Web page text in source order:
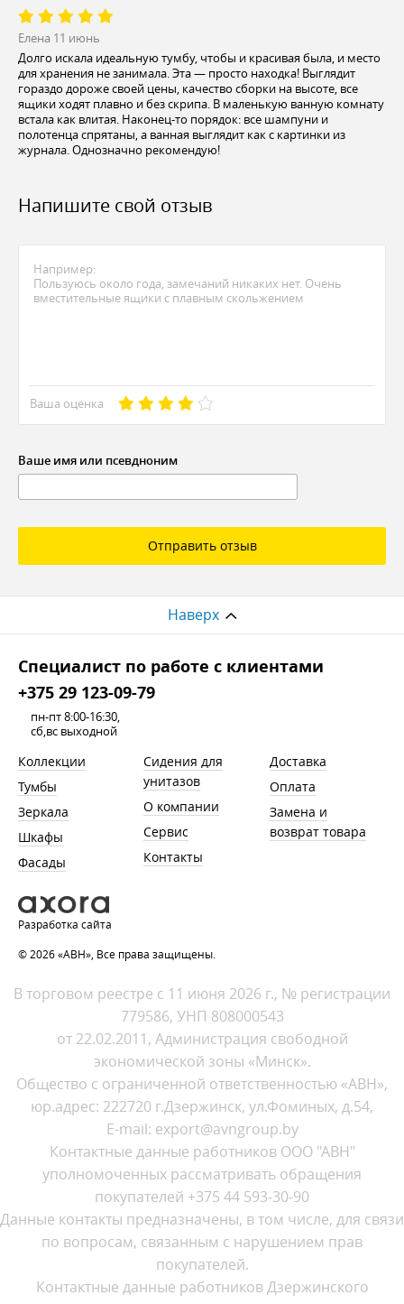
Елена 11 июнь
Долго искала идеальную тумбу, чтобы и красивая была, и место
для хранения не занимала. Эта — просто находка! Выглядит
гораздо дороже своей цены, качество сборки на высоте, все
ящики ходят плавно и без скрипа. В маленькую ванную комнату
встала как влитая. Наконец-то порядок: все шампуни и
полотенца спрятаны, а ванная выглядит как с картинки из
журнала. Однозначно рекомендую!
Напишите свой отзыв
Ваша оценка
Ваше имя или псевдноним
Отправить отзыв
Наверх
Cпециалист по работе с клиентами
+375 29 123-09-79
пн-пт 8:00-16:30,
сб,вс выходной
Коллекции
Тумбы
Зеркала
Шкафы
Фасады
Сидения для
унитазов
О компании
Сервис
Контакты
Доставка
Оплата
Замена и
возврат товара
Разработка сайта
© 2026 «АВН», Все права защищены.
В торговом реестре с 11 июня 2026 г., № регистрации
779586, УНП 808000543
от 22.02.2011, Администрация свободной
экономической зоны «Минск».
Общество с ограниченной ответственностью «АВН»,
юр.адрес: 222720 г.Дзержинск, ул.Фоминых, д.54,
E-mail: export@avngroup.by
Контактные данные работников ООО "АВН"
уполномоченных рассматривать обращения
покупателей +375 44 593-30-90
Данные контакты предназначены, в том числе, для связи
по вопросам, связанным с нарушением прав
покупателей.
Контактные данные работников Дзержинского